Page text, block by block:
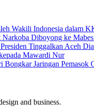
Wakili Indonesia dalam
Narkoba Diboyong ke
Tinggalkan Aceh
Mawardi Nur
Jaringan Pemasok
and business.